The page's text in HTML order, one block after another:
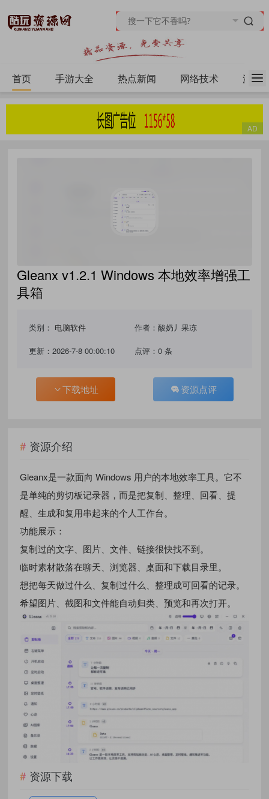
首页 手游大全 热点新闻 网络技术 源码
Gleanx v1.2.1 Windows 本地效率增强工
具箱
类别： 电脑软件 作者：酸奶丿果冻
更新：2026-7-8 00:00:10 点评：0 条
下载地址 资源点评
资源介绍
Gleanx是一款面向 Windows 用户的本地效率工具。它不
是单纯的剪切板记录器，而是把复制、整理、回看、提
醒、生成和复用串起来的个人工作台。
功能展示：
复制过的文字、图片、文件、链接很快找不到。
临时素材散落在聊天、浏览器、桌面和下载目录里。
想把每天做过什么、复制过什么、整理成可回看的记录。
希望图片、截图和文件能自动归类、预览和再次打开。
资源下载